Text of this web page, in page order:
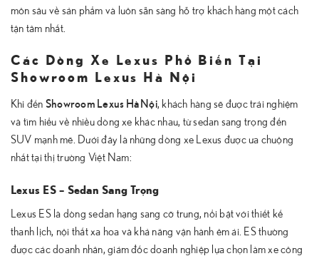
môn sâu về sản phẩm và luôn sẵn sàng hỗ trợ khách hàng một cách
tận tâm nhất.
Các Dòng Xe Lexus Phổ Biến Tại
Showroom Lexus Hà Nội
Khi đến Showroom Lexus Hà Nội, khách hàng sẽ được trải nghiệm
và tìm hiểu về nhiều dòng xe khác nhau, từ sedan sang trọng đến
SUV mạnh mẽ. Dưới đây là những dòng xe Lexus được ưa chuộng
nhất tại thị trường Việt Nam:
Lexus ES – Sedan Sang Trọng
Lexus ES là dòng sedan hạng sang cỡ trung, nổi bật với thiết kế
thanh lịch, nội thất xa hoa và khả năng vận hành êm ái. ES thường
được các doanh nhân, giám đốc doanh nghiệp lựa chọn làm xe công